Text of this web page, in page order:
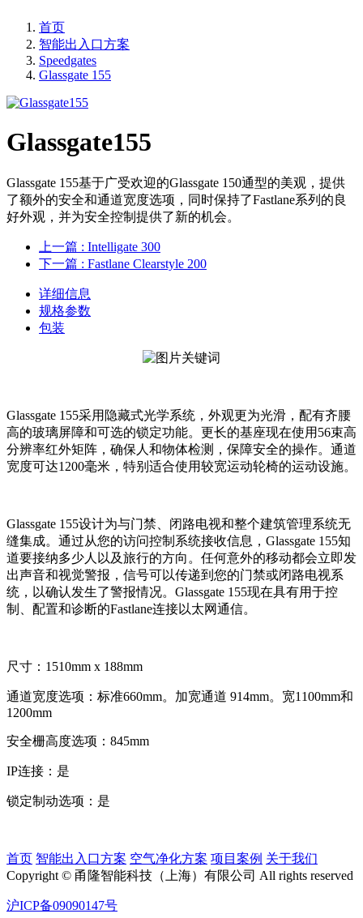
首页
智能出入口方案
Speedgates
Glassgate 155
Glassgate155
Glassgate 155基于广受欢迎的Glassgate 150通型的美观，提供
了额外的安全和通道宽度选项，同时保持了Fastlane系列的良
好外观，并为安全控制提供了新的机会。
上一篇 : Intelligate 300
下一篇 : Fastlane Clearstyle 200
详细信息
规格参数
包装
Glassgate 155采用隐藏式光学系统，外观更为光滑，配有齐腰
高的玻璃屏障和可选的锁定功能。更长的基座现在使用56束高
分辨率红外矩阵，确保人和物体检测，保障安全的操作。通道
宽度可达1200毫米，特别适合使用较宽运动轮椅的运动设施。
Glassgate 155设计为与门禁、闭路电视和整个建筑管理系统无
缝集成。通过从您的访问控制系统接收信息，Glassgate 155知
道要接纳多少人以及旅行的方向。任何意外的移动都会立即发
出声音和视觉警报，信号可以传递到您的门禁或闭路电视系
统，以确认发生了警报情况。Glassgate 155现在具有用于控
制、配置和诊断的Fastlane连接以太网通信。
尺寸：1510mm x 188mm
通道宽度选项：标准660mm。加宽通道 914mm。宽1100mm和
1200mm
安全栅高度选项：845mm
IP连接：是
锁定制动选项：是
首页 智能出入口方案 空气净化方案 项目案例 关于我们
Copyright © 甬隆智能科技（上海）有限公司 All rights reserved
沪ICP备09090147号